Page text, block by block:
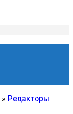
» Редакторы